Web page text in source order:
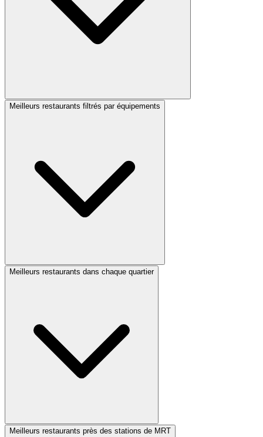
Meilleurs restaurants filtrés par équipements
Meilleurs restaurants dans chaque quartier
Meilleurs restaurants près des stations de MRT